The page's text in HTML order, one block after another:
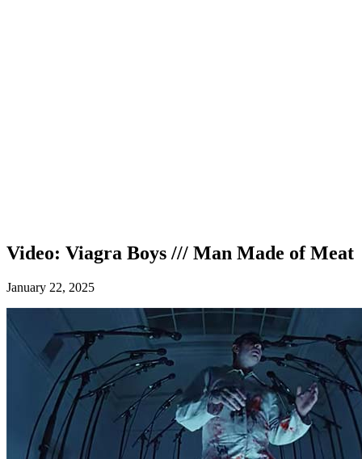
Video: Viagra Boys /// Man Made of Meat
January 22, 2025